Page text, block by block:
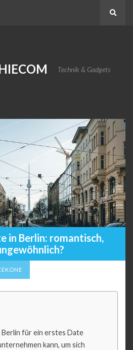
Technik & Gadgets
in Berlin: romantisch,
für ein erstes Date
kann, um sich